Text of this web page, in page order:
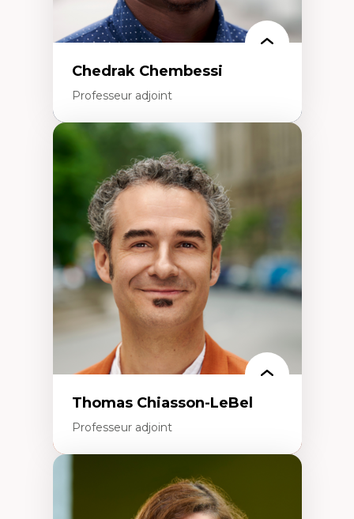
Chedrak Chembessi
Professeur adjoint
Économie circulaire
Modèles d’affaires durables
Histoire des faits économiques
Gestion durable des ressources naturelles
Écologie industrielle
Aménagement durable du territoire
Développement régional
Coopératives
Télétravail en milieu rural francophone
Transition socio-écologique
Thomas Chiasson-LeBel
Professeur adjoint
Théories du développement
Économie politique comparée